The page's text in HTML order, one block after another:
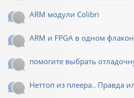
ARM модули Colibri
ARM и FPGA в одном
помогите выбрать
Неттоп из плеера.. Правда